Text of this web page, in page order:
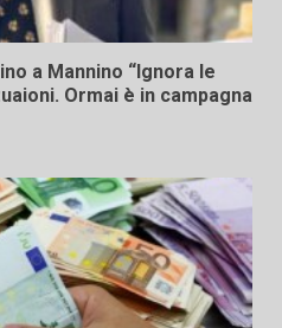
a Mannino “Ignora le
Ormai è in campagna